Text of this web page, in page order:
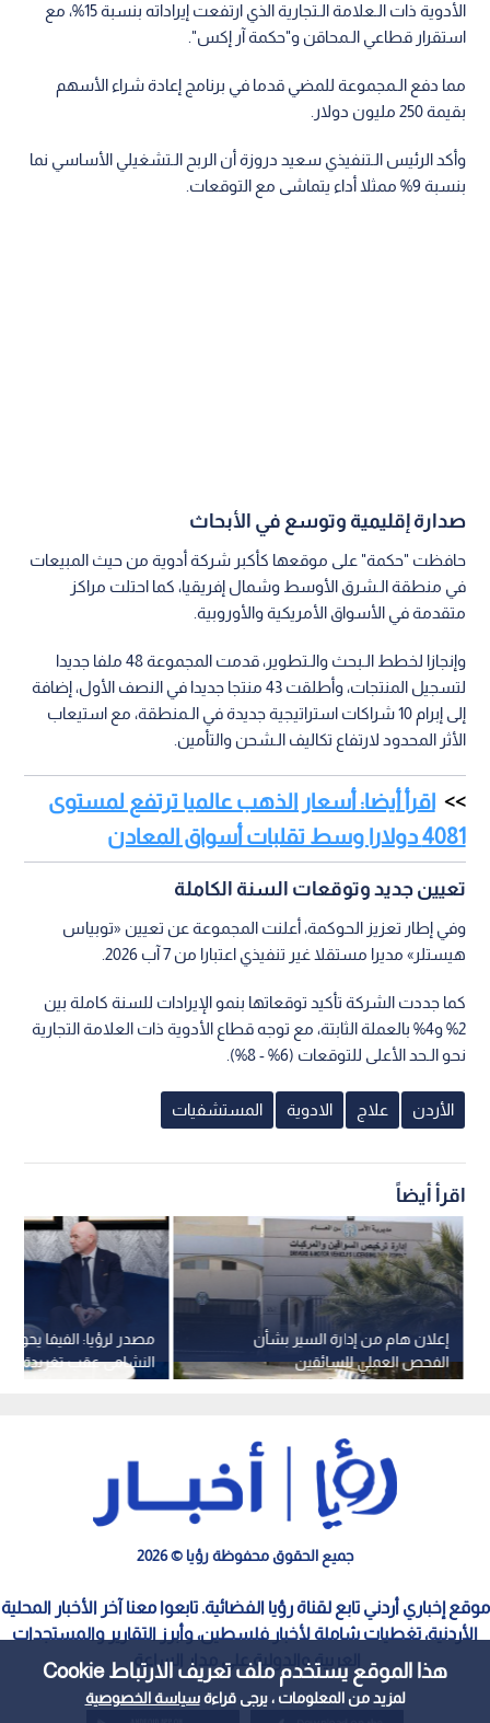
هذا الموقع يستخدم ملف تعريف الارتباط Cookie
لمزيد من المعلومات ، يرجى قراءةسياسة الخصوصية
الأدوية ذات الـعلامة الـتجارية الذي ارتفعت إيراداته بنسبة 15%، مع
استقرار قطاعي الـمحاقن و"حكمة آر إكس".
مما دفع الـمجموعة للمضي قدما في برنامج إعادة شراء الأسهم
بقيمة 250 مليون دولار.
وأكد الرئيس الـتنفيذي سعيد دروزة أن الربح الـتشغيلي الأساسي نما
بنسبة 9% ممثلا أداء يتماشى مع التوقعات.
صدارة إقليمية وتوسع في الأبحاث
حافظت "حكمة" على موقعها كأكبر شركة أدوية من حيث المبيعات
في منطقة الـشرق الأوسط وشمال إفريقيا، كما احتلت مراكز
متقدمة في الأسواق الأمريكية والأوروبية.
وإنجازا لخطط الـبحث والـتطوير، قدمت المجموعة 48 ملفا جديدا
لتسجيل المنتجات، وأطلقت 43 منتجا جديدا في النصف الأول، إضافة
إلى إبرام 10 شراكات استراتيجية جديدة في الـمنطقة، مع استيعاب
الأثر المحدود لارتفاع تكاليف الـشحن والتأمين.
اقرأ أيضا: أسعار الذهب عالميا ترتفع لمستوى
4081 دولارا وسط تقلبات أسواق المعادن
تعيين جديد وتوقعات السنة الكاملة
وفي إطار تعزيز الحوكمة، أعلنت المجموعة عن تعيين «توبياس
هيستلر» مديرا مستقلا غير تنفيذي اعتبارا من 7 آب 2026.
كما جددت الشركة تأكيد توقعاتها بنمو الإيرادات للسنة كاملة بين
2% و4% بالعملة الثابتة، مع توجه قطاع الأدوية ذات العلامة التجارية
نحو الـحد الأعلى للتوقعات (6% - 8%).
الأردن علاج الادوية المستشفيات
اقرأ أيضاً
مصدر لرؤيا: الفيفا
النشامى عقب تغريدة
إعلان هام من إدارة السير بشأن
الفحص العملي للسائقين
جميع الحقوق محفوظة رؤيا © 2026
موقع إخباري أردني تابع لقناة رؤيا الفضائية. تابعوا معنا آخر الأخبار المحلية
الأردنية، تغطيات شاملة لأخبار فلسطين، وأبرز التقارير والمستجدات
العربية والدولية على مدار الساعة.